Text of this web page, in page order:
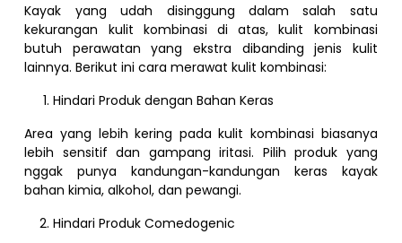
Kayak yang udah disinggung dalam salah satu
kekurangan kulit kombinasi di atas, kulit kombinasi
butuh perawatan yang ekstra dibanding jenis kulit
lainnya. Berikut ini cara merawat kulit kombinasi:
Hindari Produk dengan Bahan Keras
Area yang lebih kering pada kulit kombinasi biasanya
lebih sensitif dan gampang iritasi. Pilih produk yang
nggak punya kandungan-kandungan keras kayak
bahan kimia, alkohol, dan pewangi.
Hindari Produk Comedogenic